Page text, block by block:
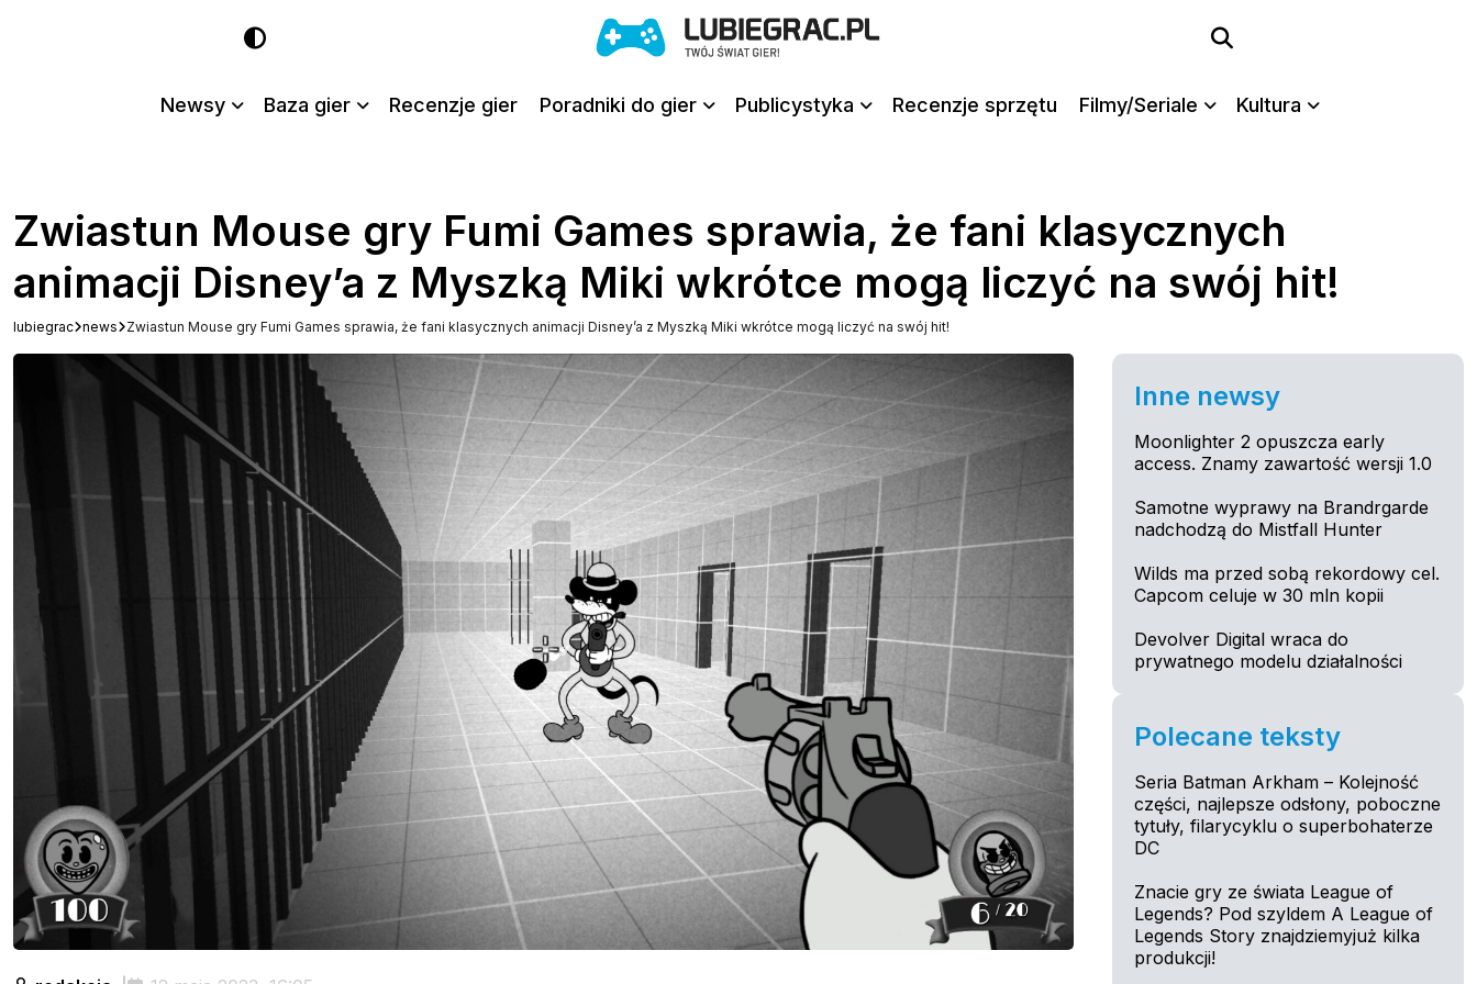
Newsy Baza gier Recenzje gier Poradniki do gier Publicystyka Recenzje sprzętu Filmy/Seriale Kultura
Zwiastun Mouse gry Fumi Games sprawia, że fani klasycznych
animacji Disney’a z Myszką Miki wkrótce mogą liczyć na swój hit!
lubiegrac news Zwiastun Mouse gry Fumi Games sprawia, że fani klasycznych animacji Disney’a z Myszką Miki wkrótce mogą liczyć na swój hit!
Inne newsy
Moonlighter 2 opuszcza early
access. Znamy zawartość wersji 1.0
Samotne wyprawy na Brandrgarde
nadchodzą do Mistfall Hunter
Wilds ma przed sobą rekordowy cel.
Capcom celuje w 30 mln kopii
Devolver Digital wraca do
prywatnego modelu działalności
Polecane teksty
Seria Batman Arkham – Kolejność
części, najlepsze odsłony, poboczne
tytuły, filarycyklu o superbohaterze
DC
Znacie gry ze świata League of
Legends? Pod szyldem A League of
Legends Story znajdziemyjuż kilka
produkcji!